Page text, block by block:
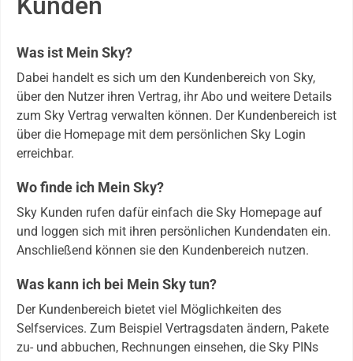
Was ist Mein Sky?
Dabei handelt es sich um den Kundenbereich von Sky,
über den Nutzer ihren Vertrag, ihr Abo und weitere Details
zum Sky Vertrag verwalten können. Der Kundenbereich ist
über die Homepage mit dem persönlichen Sky Login
erreichbar.
Wo finde ich Mein Sky?
Sky Kunden rufen dafür einfach die Sky Homepage auf
und loggen sich mit ihren persönlichen Kundendaten ein.
Anschließend können sie den Kundenbereich nutzen.
Was kann ich bei Mein Sky tun?
Der Kundenbereich bietet viel Möglichkeiten des
Selfservices. Zum Beispiel Vertragsdaten ändern, Pakete
zu- und abbuchen, Rechnungen einsehen, die Sky PINs